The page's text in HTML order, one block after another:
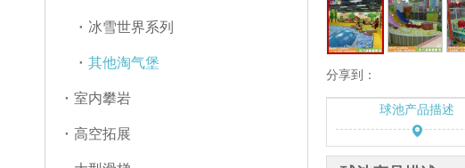
冰雪世界系列
其他淘气堡
室内攀岩
高空拓展
分享到：
球池产品描述